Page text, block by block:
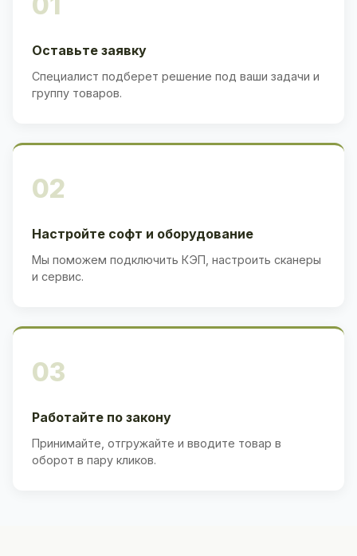
Оставьте заявку
Специалист подберет решение под ваши задачи и
группу товаров.
02
Настройте софт и оборудование
Мы поможем подключить КЭП, настроить сканеры
и сервис.
03
Работайте по закону
Принимайте, отгружайте и вводите товар в
оборот в пару кликов.